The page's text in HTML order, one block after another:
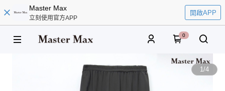
Master Max
立刻使用官方APP
開啟APP
0
1/4